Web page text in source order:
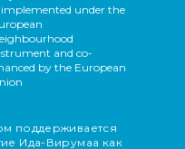
implemented under the
and co-
by the European
поддерживается
Ида-Вирумаа как